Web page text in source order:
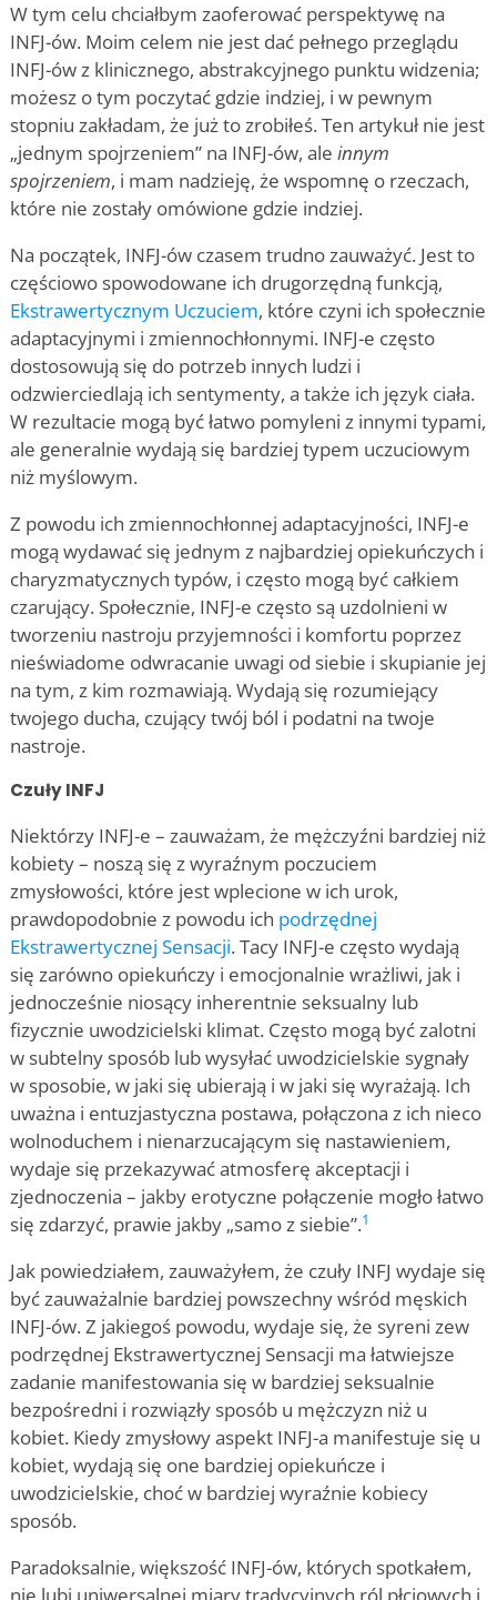
W tym celu chciałbym zaoferować perspektywę na
INFJ-ów. Moim celem nie jest dać pełnego przeglądu
INFJ-ów z klinicznego, abstrakcyjnego punktu widzenia;
możesz o tym poczytać gdzie indziej, i w pewnym
stopniu zakładam, że już to zrobiłeś. Ten artykuł nie jest
„jednym spojrzeniem” na INFJ-ów, ale innym
spojrzeniem, i mam nadzieję, że wspomnę o rzeczach,
które nie zostały omówione gdzie indziej.
Na początek, INFJ-ów czasem trudno zauważyć. Jest to
częściowo spowodowane ich drugorzędną funkcją,
Ekstrawertycznym Uczuciem, które czyni ich społecznie
adaptacyjnymi i zmiennochłonnymi. INFJ-e często
dostosowują się do potrzeb innych ludzi i
odzwierciedlają ich sentymenty, a także ich język ciała.
W rezultacie mogą być łatwo pomyleni z innymi typami,
ale generalnie wydają się bardziej typem uczuciowym
niż myślowym.
Z powodu ich zmiennochłonnej adaptacyjności, INFJ-e
mogą wydawać się jednym z najbardziej opiekuńczych i
charyzmatycznych typów, i często mogą być całkiem
czarujący. Społecznie, INFJ-e często są uzdolnieni w
tworzeniu nastroju przyjemności i komfortu poprzez
nieświadome odwracanie uwagi od siebie i skupianie jej
na tym, z kim rozmawiają. Wydają się rozumiejący
twojego ducha, czujący twój ból i podatni na twoje
nastroje.
Czuły INFJ
Niektórzy INFJ-e – zauważam, że mężczyźni bardziej niż
kobiety – noszą się z wyraźnym poczuciem
zmysłowości, które jest wplecione w ich urok,
prawdopodobnie z powodu ich podrzędnej
Ekstrawertycznej Sensacji. Tacy INFJ-e często wydają
się zarówno opiekuńczy i emocjonalnie wrażliwi, jak i
jednocześnie niosący inherentnie seksualny lub
fizycznie uwodzicielski klimat. Często mogą być zalotni
w subtelny sposób lub wysyłać uwodzicielskie sygnały
w sposobie, w jaki się ubierają i w jaki się wyrażają. Ich
uważna i entuzjastyczna postawa, połączona z ich nieco
wolnoduchem i nienarzucającym się nastawieniem,
wydaje się przekazywać atmosferę akceptacji i
zjednoczenia – jakby erotyczne połączenie mogło łatwo
się zdarzyć, prawie jakby „samo z siebie”.1
Jak powiedziałem, zauważyłem, że czuły INFJ wydaje się
być zauważalnie bardziej powszechny wśród męskich
INFJ-ów. Z jakiegoś powodu, wydaje się, że syreni zew
podrzędnej Ekstrawertycznej Sensacji ma łatwiejsze
zadanie manifestowania się w bardziej seksualnie
bezpośredni i rozwiązły sposób u mężczyzn niż u
kobiet. Kiedy zmysłowy aspekt INFJ-a manifestuje się u
kobiet, wydają się one bardziej opiekuńcze i
uwodzicielskie, choć w bardziej wyraźnie kobiecy
sposób.
Paradoksalnie, większość INFJ-ów, których spotkałem,